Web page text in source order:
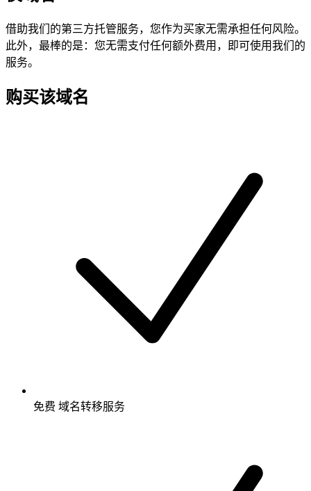
借助我们的第三方托管服务，您作为买家无需承担任何风险。
此外，最棒的是：您无需支付任何额外费用，即可使用我们的
服务。
购买该域名
免费 域名转移服务